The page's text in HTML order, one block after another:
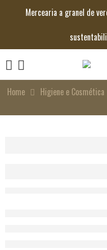
Mercearia a granel de
Home Higiene e Cosmética